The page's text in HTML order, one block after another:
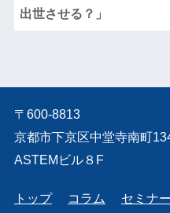
出世させる？」
〒600-8813
京都市下京区中堂寺南町
ASTEMビル８F
トップ コラム セミナー